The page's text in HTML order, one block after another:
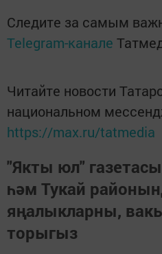
Следите за самым
Telegram-канале
Читайте новости
национальном
https://max.ru/tatmedia
"Якты юл"
һәм Тукай
яңалыкларны,
торыгыз